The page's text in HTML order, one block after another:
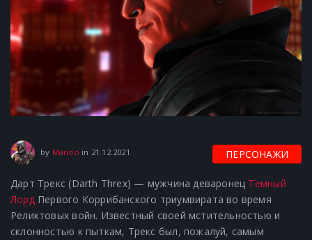
by Mando in 21.12.2021 ПЕРСОНАЖИ
Дарт Трекс (Darth Threx) — мужчина деваронец Темный
ЛордПервого Коррибанского триумвирата во время
Реликтовых войн. Известный своей мстительностью и
склонностью к пыткам, Трекс был, пожалуй, самым